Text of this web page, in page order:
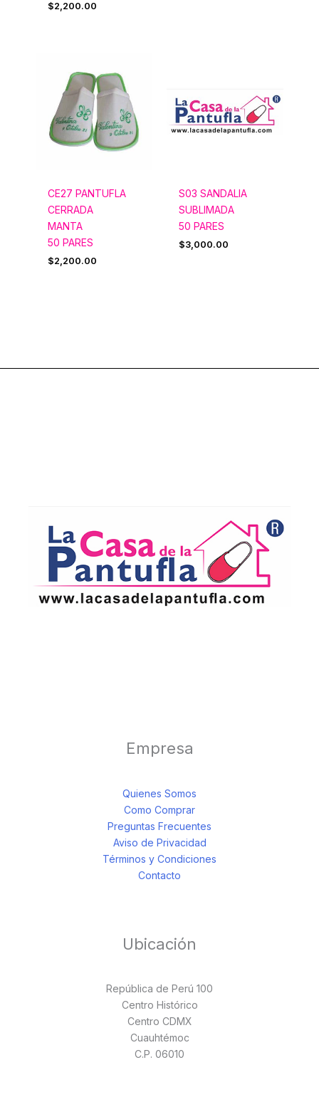
$2,200.00
CE27 PANTUFLA
CERRADA
MANTA
50 PARES
$2,200.00
S03 SANDALIA
SUBLIMADA
50 PARES
$3,000.00
Empresa
Quienes Somos
Como Comprar
Preguntas Frecuentes
Aviso de Privacidad
Términos y Condiciones
Contacto
Ubicación
República de Perú 100
Centro Histórico
Centro CDMX
Cuauhtémoc
C.P. 06010